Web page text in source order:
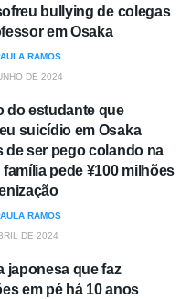
bullying de colegas
em Osaka
RAMOS
DE 2024
do estudante que
suicídio em Osaka
de ser pego colando na
pede ¥100 milhões
RAMOS
DE 2024
japonesa que faz
em pé há 10 anos